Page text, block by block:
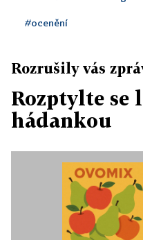
#ocenění
Rozrušily vás
Rozptylte se
hádankou